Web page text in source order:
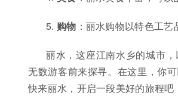
5. 购物 ：丽水购物以特色工艺
丽水，这座江南水乡的城市
无数游客前来探寻。在这里，你
快来丽水，开启一段美好的旅程吧